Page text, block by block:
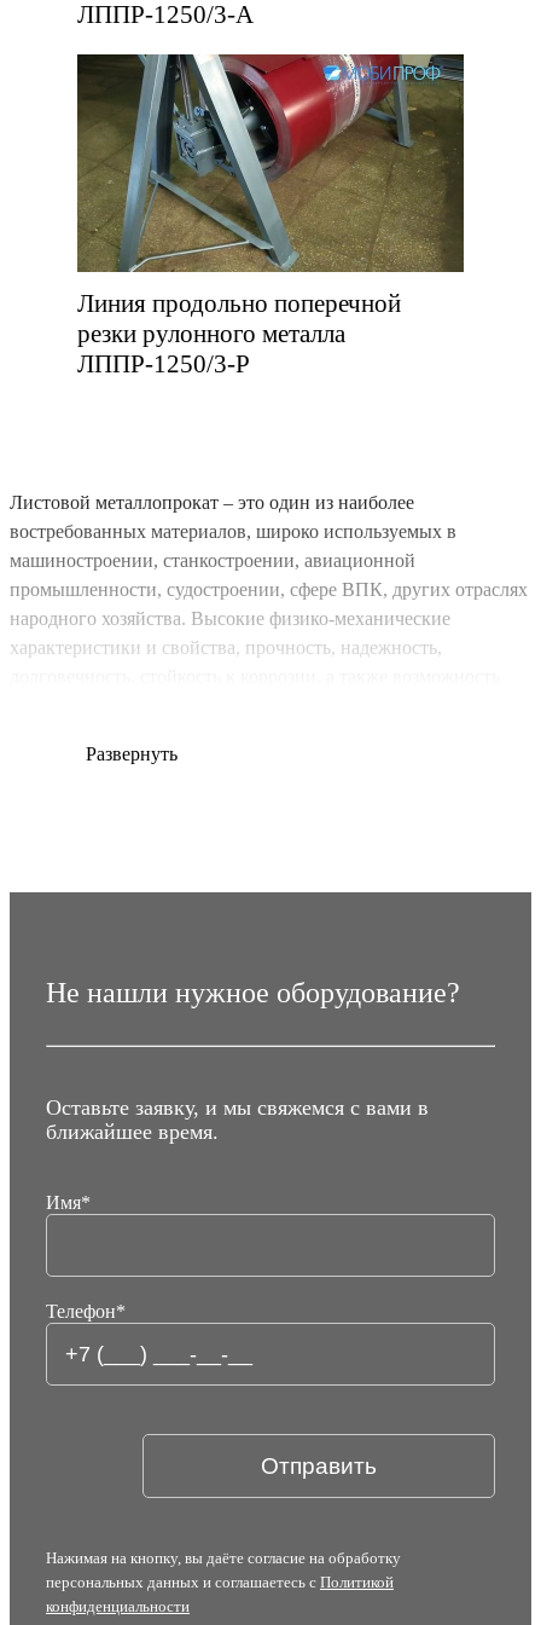
Листовой металлопрокат – это один из наиболее
востребованных материалов, широко используемых в
машиностроении, станкостроении, авиационной
промышленности, судостроении, сфере ВПК, других отраслях
народного хозяйства. Высокие физико-механические
характеристики и свойства, прочность, надежность,
продукцию.
Одновременно, перед производителем встал вопрос
заготовок для из металла. Станок продольно-поперечной
резки металла, позволяет решать производственные задачи с
максимальной эффективностью.
Выгодное предложение от
профессионалов
Развернуть
ЛППР-1250/3-А
Линия продольно поперечной
резки рулонного металла
ЛППР-1250/3-Р
Не нашли нужное оборудование?
Оставьте заявку, и мы свяжемся с вами в
ближайшее время.
Имя*
Телефон*
Нажимая на кнопку, вы даёте согласие на обработку
персональных данных и соглашаетесь с Политикой
конфиденциальности